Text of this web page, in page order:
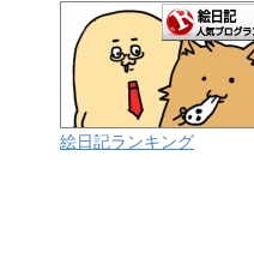
絵日記ランキング